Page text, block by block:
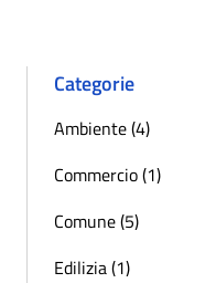
Categorie
Ambiente (4)
Commercio (1)
Comune (5)
Edilizia (1)